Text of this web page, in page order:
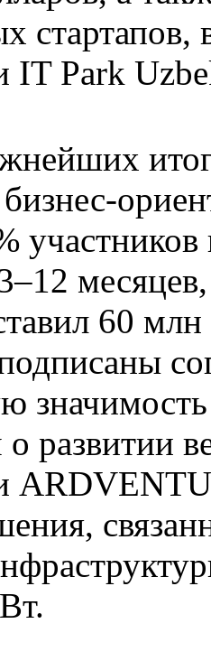
стартапов,
IT Park
60
развитии